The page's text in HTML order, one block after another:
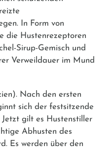
In Form von
die Hustenrezeptoren
Sirup-Gemisch und
Verweildauer im Mund
Nach den ersten
sich der festsitzende
Jetzt gilt es Hustenstiller
Abhusten des
Es werden über den